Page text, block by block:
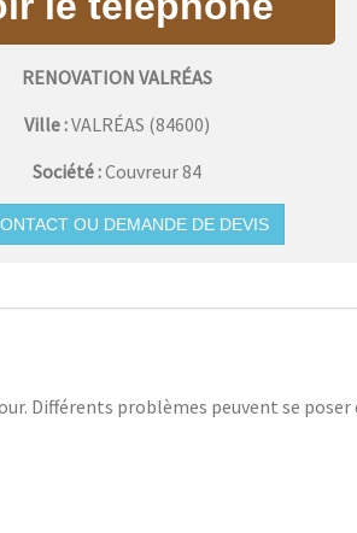
RENOVATION VALRÉAS
Ville :VALRÉAS (84600)
Société :Couvreur 84
OU DEMANDE DE DEVIS
Différents problèmes peuvent se poser